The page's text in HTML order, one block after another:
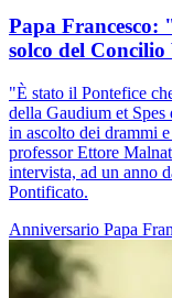
Papa Francesco:
solco del
"È stato il Pontefice
della Gaudium et
in ascolto dei drammi
professor Ettore
intervista, ad un anno
Pontificato.
Anniversario Papa